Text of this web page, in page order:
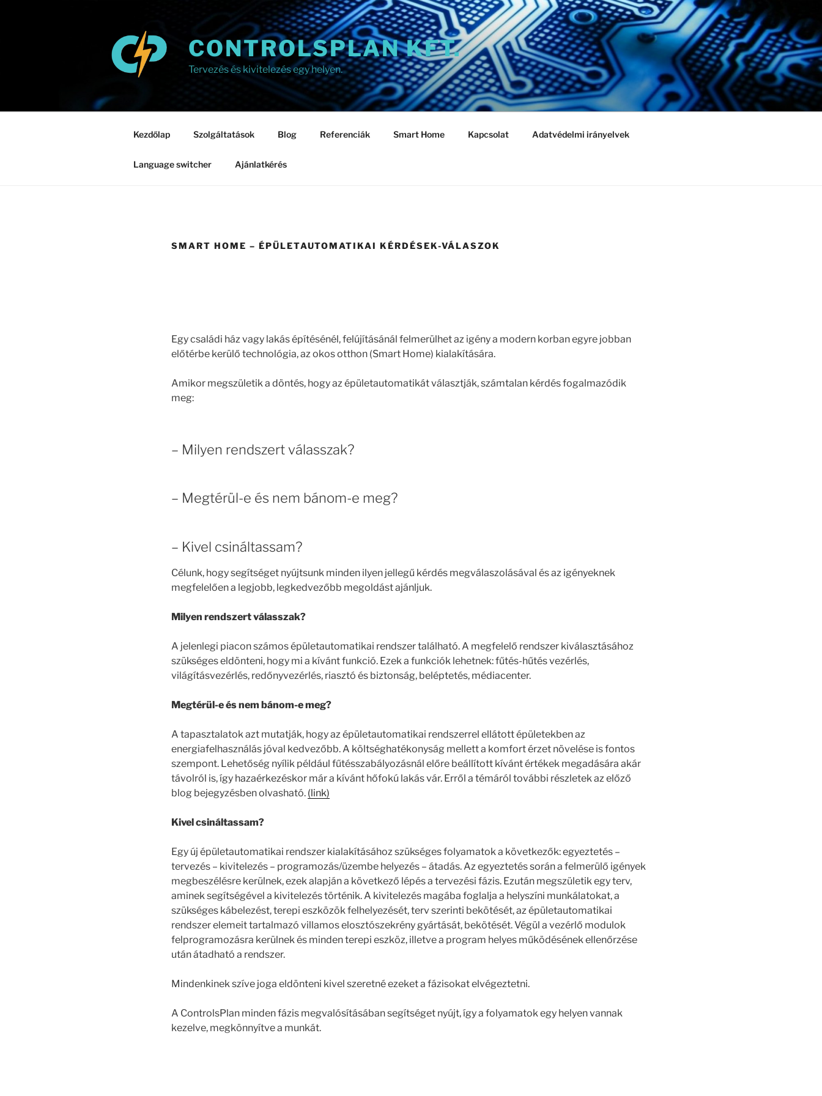
CONTROLSPLAN KFT.
Tervezés és kivitelezés egy helyen.
Kezdőlap Szolgáltatások Blog Referenciák Smart Home Kapcsolat Adatvédelmi irányelvek
Language switcher Ajánlatkérés
SMART HOME – ÉPÜLETAUTOMATIKAI KÉRDÉSEK-VÁLASZOK
Egy családi ház vagy lakás építésénél, felújításánál felmerülhet az igény a modern korban egyre jobban
előtérbe kerülő technológia, az okos otthon (Smart Home) kialakítására.
Amikor megszületik a döntés, hogy az épületautomatikát választják, számtalan kérdés fogalmazódik
meg:
– Milyen rendszert válasszak?
– Megtérül-e és nem bánom-e meg?
– Kivel csináltassam?
Célunk, hogy segítséget nyújtsunk minden ilyen jellegű kérdés megválaszolásával és az igényeknek
megfelelően a legjobb, legkedvezőbb megoldást ajánljuk.
Milyen rendszert válasszak?
A jelenlegi piacon számos épületautomatikai rendszer található. A megfelelő rendszer kiválasztásához
szükséges eldönteni, hogy mi a kívánt funkció. Ezek a funkciók lehetnek: fűtés-hűtés vezérlés,
világításvezérlés, redőnyvezérlés, riasztó és biztonság, beléptetés, médiacenter.
Megtérül-e és nem bánom-e meg?
A tapasztalatok azt mutatják, hogy az épületautomatikai rendszerrel ellátott épületekben az
energiafelhasználás jóval kedvezőbb. A költséghatékonyság mellett a komfort érzet növelése is fontos
szempont. Lehetőség nyílik például fűtésszabályozásnál előre beállított kívánt értékek megadására akár
távolról is, így hazaérkezéskor már a kívánt hőfokú lakás vár. Erről a témáról további részletek az előző
blog bejegyzésben olvasható. (link)
Kivel csináltassam?
Egy új épületautomatikai rendszer kialakításához szükséges folyamatok a következők: egyeztetés –
tervezés – kivitelezés – programozás/üzembe helyezés – átadás. Az egyeztetés során a felmerülő igények
megbeszélésre kerülnek, ezek alapján a következő lépés a tervezési fázis. Ezután megszületik egy terv,
aminek segítségével a kivitelezés történik. A kivitelezés magába foglalja a helyszíni munkálatokat, a
szükséges kábelezést, terepi eszközök felhelyezését, terv szerinti bekötését, az épületautomatikai
rendszer elemeit tartalmazó villamos elosztószekrény gyártását, bekötését. Végül a vezérlő modulok
felprogramozásra kerülnek és minden terepi eszköz, illetve a program helyes működésének ellenőrzése
után átadható a rendszer.
Mindenkinek szíve joga eldönteni kivel szeretné ezeket a fázisokat elvégeztetni.
A ControlsPlan minden fázis megvalósításában segítséget nyújt, így a folyamatok egy helyen vannak
kezelve, megkönnyítve a munkát.